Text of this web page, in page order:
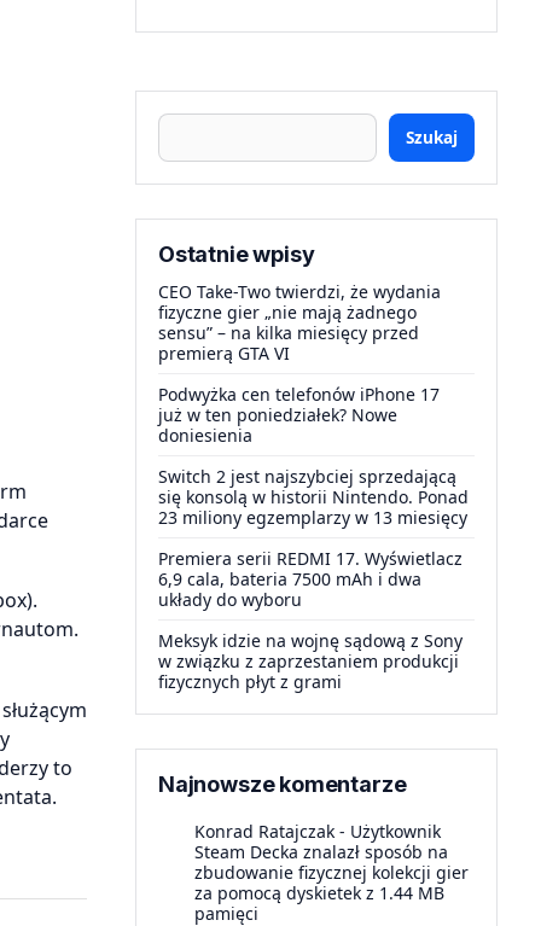
to
Szukaj
Ostatnie wpisy
CEO Take-Two twierdzi, że wydania
fizyczne gier „nie mają żadnego
sensu” – na kilka miesięcy przed
premierą GTA VI
Podwyżka cen telefonów iPhone 17
już w ten poniedziałek? Nowe
doniesienia
Switch 2 jest najszybciej sprzedającą
się konsolą w historii Nintendo. Ponad
23 miliony egzemplarzy w 13 miesięcy
Premiera serii REDMI 17. Wyświetlacz
6,9 cala, bateria 7500 mAh i dwa
układy do wyboru
Meksyk idzie na wojnę sądową z Sony
w związku z zaprzestaniem produkcji
fizycznych płyt z grami
Najnowsze komentarze
Konrad Ratajczak - Użytkownik
Steam Decka znalazł sposób na
zbudowanie fizycznej kolekcji gier
za pomocą dyskietek z 1.44 MB
pamięci